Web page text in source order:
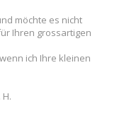
möchte es nicht
Ihren grossartigen
ich Ihre kleinen